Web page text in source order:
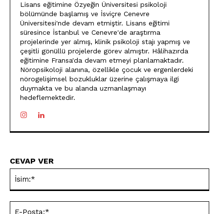
Lisans eğitimine Özyeğin Üniversitesi psikoloji
bölümünde başlamış ve İsviçre Cenevre
Üniversitesi'nde devam etmiştir. Lisans eğitimi
süresince İstanbul ve Cenevre'de araştırma
projelerinde yer almış, klinik psikoloji stajı yapmış ve
çeşitli gönüllü projelerde görev almıştır. Hâlihazırda
eğitimine Fransa'da devam etmeyi planlamaktadır.
Nöropsikoloji alanına, özellikle çocuk ve ergenlerdeki
nörogelişimsel bozukluklar üzerine çalışmaya ilgi
duymakta ve bu alanda uzmanlaşmayı
hedeflemektedir.
CEVAP VER